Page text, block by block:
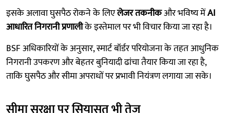
इसके अलावा घुसपैठ रोकने के लिएलेजर तकनीकऔर भविष्य मेंAI
आधारित निगरानी प्रणालीके इस्तेमाल पर भी विचार किया जा रहा है।
BSF अधिकारियों के अनुसार, स्मार्ट बॉर्डर परियोजना के तहत आधुनिक
निगरानी उपकरण और बेहतर बुनियादी ढांचा तैयार किया जा रहा है,
ताकि घुसपैठ और सीमा अपराधों पर प्रभावी नियंत्रण लगाया जा सके।